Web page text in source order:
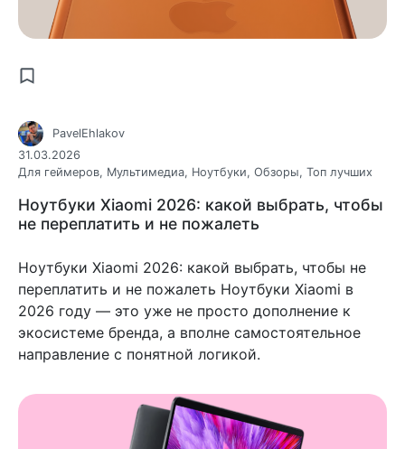
PavelEhlakov
31.03.2026
Для геймеров, Мультимедиа, Ноутбуки, Обзоры, Топ лучших
Ноутбуки Xiaomi 2026: какой выбрать, чтобы
не переплатить и не пожалеть
Ноутбуки Xiaomi 2026: какой выбрать, чтобы не
переплатить и не пожалеть Ноутбуки Xiaomi в
2026 году — это уже не просто дополнение к
экосистеме бренда, а вполне самостоятельное
направление с понятной логикой.